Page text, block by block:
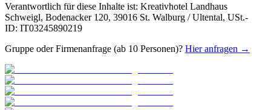
Verantwortlich für diese Inhalte ist: Kreativhotel Landhaus
Schweigl, Bodenacker 120, 39016 St. Walburg / Ultental, USt.-
ID: IT03245890219
Gruppe oder Firmenanfrage (ab 10 Personen)? Hier anfragen →